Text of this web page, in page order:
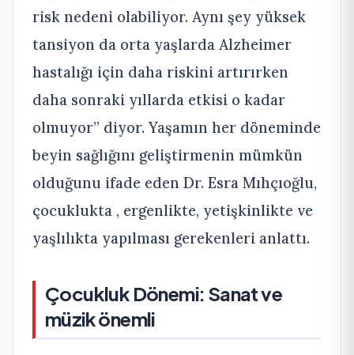
risk nedeni olabiliyor. Aynı şey yüksek
tansiyon da orta yaşlarda Alzheimer
hastalığı için daha riskini artırırken
daha sonraki yıllarda etkisi o kadar
olmuyor” diyor. Yaşamın her döneminde
beyin sağlığını geliştirmenin mümkün
olduğunu ifade eden Dr. Esra Mıhçıoğlu,
çocuklukta , ergenlikte, yetişkinlikte ve
yaşlılıkta yapılması gerekenleri anlattı.
Çocukluk Dönemi: Sanat ve
müzik önemli